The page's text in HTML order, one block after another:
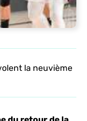
la neuvième